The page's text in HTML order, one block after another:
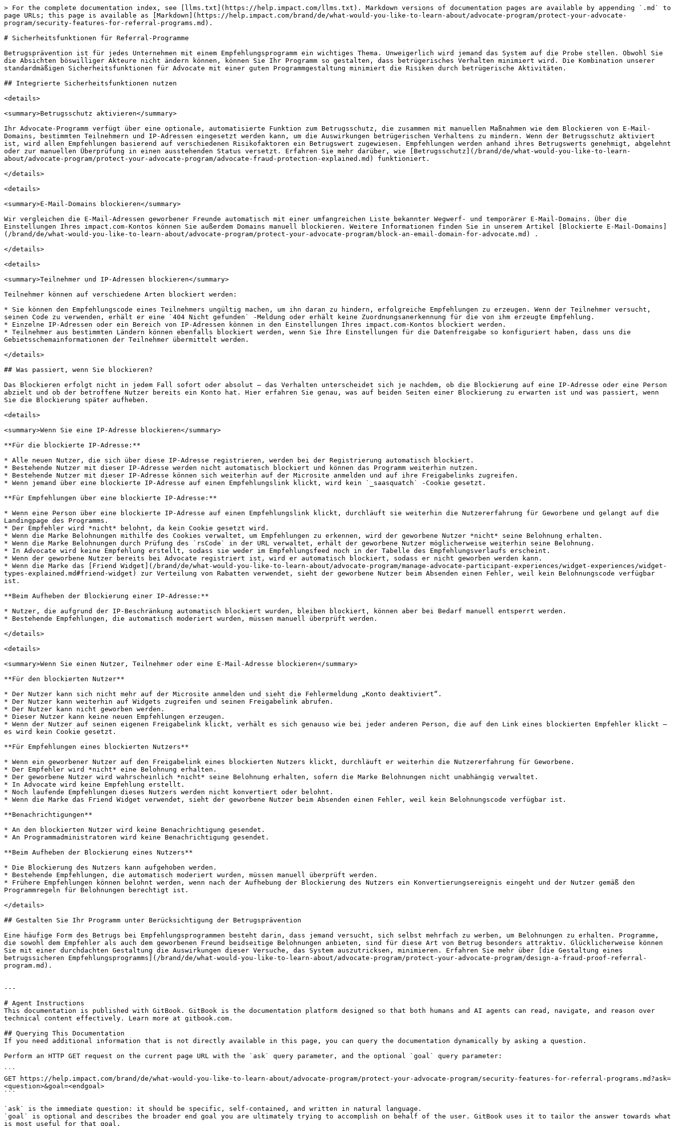
> For the complete documentation index, see [llms.txt](https://help.impact.com/llms.txt). Markdown versions of documentation pages are available by appending `.md` to
page URLs; this page is available as [Markdown](https://help.impact.com/brand/de/what-would-you-like-to-learn-about/advocate-program/protect-your-advocate-
program/security-features-for-referral-programs.md).
# Sicherheitsfunktionen für Referral-Programme
Betrugsprävention ist für jedes Unternehmen mit einem Empfehlungsprogramm ein wichtiges Thema. Unweigerlich wird jemand das System auf die Probe stellen. Obwohl Sie
die Absichten böswilliger Akteure nicht ändern können, können Sie Ihr Programm so gestalten, dass betrügerisches Verhalten minimiert wird. Die Kombination unserer
standardmäßigen Sicherheitsfunktionen für Advocate mit einer guten Programmgestaltung minimiert die Risiken durch betrügerische Aktivitäten.
## Integrierte Sicherheitsfunktionen nutzen
<details>
<summary>Betrugsschutz aktivieren</summary>
Ihr Advocate-Programm verfügt über eine optionale, automatisierte Funktion zum Betrugsschutz, die zusammen mit manuellen Maßnahmen wie dem Blockieren von E-Mail-
Domains, bestimmten Teilnehmern und IP-Adressen eingesetzt werden kann, um die Auswirkungen betrügerischen Verhaltens zu mindern. Wenn der Betrugsschutz aktiviert
ist, wird allen Empfehlungen basierend auf verschiedenen Risikofaktoren ein Betrugswert zugewiesen. Empfehlungen werden anhand ihres Betrugswerts genehmigt, abgelehnt
oder zur manuellen Überprüfung in einen ausstehenden Status versetzt. Erfahren Sie mehr darüber, wie [Betrugsschutz](/brand/de/what-would-you-like-to-learn-
about/advocate-program/protect-your-advocate-program/advocate-fraud-protection-explained.md) funktioniert.
</details>
<details>
<summary>E-Mail-Domains blockieren</summary>
Wir vergleichen die E-Mail-Adressen geworbener Freunde automatisch mit einer umfangreichen Liste bekannter Wegwerf- und temporärer E-Mail-Domains. Über die
Einstellungen Ihres impact.com-Kontos können Sie außerdem Domains manuell blockieren. Weitere Informationen finden Sie in unserem Artikel [Blockierte E-Mail-Domains]
(/brand/de/what-would-you-like-to-learn-about/advocate-program/protect-your-advocate-program/block-an-email-domain-for-advocate.md) .
</details>
<details>
<summary>Teilnehmer und IP-Adressen blockieren</summary>
Teilnehmer können auf verschiedene Arten blockiert werden:
* Sie können den Empfehlungscode eines Teilnehmers ungültig machen, um ihn daran zu hindern, erfolgreiche Empfehlungen zu erzeugen. Wenn der Teilnehmer versucht,
seinen Code zu verwenden, erhält er eine `404 Nicht gefunden` -Meldung oder erhält keine Zuordnungsanerkennung für die von ihm erzeugte Empfehlung.
* Einzelne IP-Adressen oder ein Bereich von IP-Adressen können in den Einstellungen Ihres impact.com-Kontos blockiert werden.
* Teilnehmer aus bestimmten Ländern können ebenfalls blockiert werden, wenn Sie Ihre Einstellungen für die Datenfreigabe so konfiguriert haben, dass uns die
Gebietsschemainformationen der Teilnehmer übermittelt werden.
</details>
## Was passiert, wenn Sie blockieren?
Das Blockieren erfolgt nicht in jedem Fall sofort oder absolut – das Verhalten unterscheidet sich je nachdem, ob die Blockierung auf eine IP-Adresse oder eine Person
abzielt und ob der betroffene Nutzer bereits ein Konto hat. Hier erfahren Sie genau, was auf beiden Seiten einer Blockierung zu erwarten ist und was passiert, wenn
Sie die Blockierung später aufheben.
<details>
<summary>Wenn Sie eine IP-Adresse blockieren</summary>
**Für die blockierte IP-Adresse:**
* Alle neuen Nutzer, die sich über diese IP-Adresse registrieren, werden bei der Registrierung automatisch blockiert.
* Bestehende Nutzer mit dieser IP-Adresse werden nicht automatisch blockiert und können das Programm weiterhin nutzen.
* Bestehende Nutzer mit dieser IP-Adresse können sich weiterhin auf der Microsite anmelden und auf ihre Freigabelinks zugreifen.
* Wenn jemand über eine blockierte IP-Adresse auf einen Empfehlungslink klickt, wird kein `_saasquatch` -Cookie gesetzt.
**Für Empfehlungen über eine blockierte IP-Adresse:**
* Wenn eine Person über eine blockierte IP-Adresse auf einen Empfehlungslink klickt, durchläuft sie weiterhin die Nutzererfahrung für Geworbene und gelangt auf die
Landingpage des Programms.
* Der Empfehler wird *nicht* belohnt, da kein Cookie gesetzt wird.
* Wenn die Marke Belohnungen mithilfe des Cookies verwaltet, um Empfehlungen zu erkennen, wird der geworbene Nutzer *nicht* seine Belohnung erhalten.
* Wenn die Marke Belohnungen durch Prüfung des `rsCode` in der URL verwaltet, erhält der geworbene Nutzer möglicherweise weiterhin seine Belohnung.
* In Advocate wird keine Empfehlung erstellt, sodass sie weder im Empfehlungsfeed noch in der Tabelle des Empfehlungsverlaufs erscheint.
* Wenn der geworbene Nutzer bereits bei Advocate registriert ist, wird er automatisch blockiert, sodass er nicht geworben werden kann.
* Wenn die Marke das [Friend Widget](/brand/de/what-would-you-like-to-learn-about/advocate-program/manage-advocate-participant-experiences/widget-experiences/widget-
types-explained.md#friend-widget) zur Verteilung von Rabatten verwendet, sieht der geworbene Nutzer beim Absenden einen Fehler, weil kein Belohnungscode verfügbar
ist.
**Beim Aufheben der Blockierung einer IP-Adresse:**
* Nutzer, die aufgrund der IP-Beschränkung automatisch blockiert wurden, bleiben blockiert, können aber bei Bedarf manuell entsperrt werden.
* Bestehende Empfehlungen, die automatisch moderiert wurden, müssen manuell überprüft werden.
</details>
<details>
<summary>Wenn Sie einen Nutzer, Teilnehmer oder eine E-Mail-Adresse blockieren</summary>
**Für den blockierten Nutzer**
* Der Nutzer kann sich nicht mehr auf der Microsite anmelden und sieht die Fehlermeldung „Konto deaktiviert“.
* Der Nutzer kann weiterhin auf Widgets zugreifen und seinen Freigabelink abrufen.
* Der Nutzer kann nicht geworben werden.
* Dieser Nutzer kann keine neuen Empfehlungen erzeugen.
* Wenn der Nutzer auf seinen eigenen Freigabelink klickt, verhält es sich genauso wie bei jeder anderen Person, die auf den Link eines blockierten Empfehler klickt –
es wird kein Cookie gesetzt.
**Für Empfehlungen eines blockierten Nutzers**
* Wenn ein geworbener Nutzer auf den Freigabelink eines blockierten Nutzers klickt, durchläuft er weiterhin die Nutzererfahrung für Geworbene.
* Der Empfehler wird *nicht* eine Belohnung erhalten.
* Der geworbene Nutzer wird wahrscheinlich *nicht* seine Belohnung erhalten, sofern die Marke Belohnungen nicht unabhängig verwaltet.
* In Advocate wird keine Empfehlung erstellt.
* Noch laufende Empfehlungen dieses Nutzers werden nicht konvertiert oder belohnt.
* Wenn die Marke das Friend Widget verwendet, sieht der geworbene Nutzer beim Absenden einen Fehler, weil kein Belohnungscode verfügbar ist.
**Benachrichtigungen**
* An den blockierten Nutzer wird keine Benachrichtigung gesendet.
* An Programmadministratoren wird keine Benachrichtigung gesendet.
**Beim Aufheben der Blockierung eines Nutzers**
* Die Blockierung des Nutzers kann aufgehoben werden.
* Bestehende Empfehlungen, die automatisch moderiert wurden, müssen manuell überprüft werden.
* Frühere Empfehlungen können belohnt werden, wenn nach der Aufhebung der Blockierung des Nutzers ein Konvertierungsereignis eingeht und der Nutzer gemäß den
Programmregeln für Belohnungen berechtigt ist.
</details>
## Gestalten Sie Ihr Programm unter Berücksichtigung der Betrugsprävention
Eine häufige Form des Betrugs bei Empfehlungsprogrammen besteht darin, dass jemand versucht, sich selbst mehrfach zu werben, um Belohnungen zu erhalten. Programme,
die sowohl dem Empfehler als auch dem geworbenen Freund beidseitige Belohnungen anbieten, sind für diese Art von Betrug besonders attraktiv. Glücklicherweise können
Sie mit einer durchdachten Gestaltung die Auswirkungen dieser Versuche, das System auszutricksen, minimieren. Erfahren Sie mehr über [die Gestaltung eines
betrugssicheren Empfehlungsprogramms](/brand/de/what-would-you-like-to-learn-about/advocate-program/protect-your-advocate-program/design-a-fraud-proof-referral-
program.md).
---
# Agent Instructions
This documentation is published with GitBook. GitBook is the documentation platform designed so that both humans and AI agents can read, navigate, and reason over
technical content effectively. Learn more at gitbook.com.
## Querying This Documentation
If you need additional information that is not directly available in this page, you can query the documentation dynamically by asking a question.
Perform an HTTP GET request on the current page URL with the `ask` query parameter, and the optional `goal` query parameter:
```
GET https://help.impact.com/brand/de/what-would-you-like-to-learn-about/advocate-program/protect-your-advocate-program/security-features-for-referral-programs.md?ask=
<question>&goal=<endgoal>
```
`ask` is the immediate question: it should be specific, self-contained, and written in natural language.
`goal` is optional and describes the broader end goal you are ultimately trying to accomplish on behalf of the user. GitBook uses it to tailor the answer towards what
is most useful for that goal.